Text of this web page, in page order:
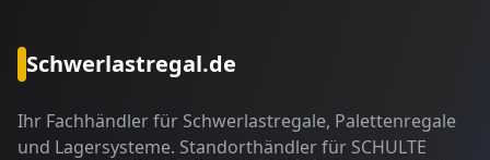
Schwerlastregal.de
Ihr Fachhändler für Schwerlastregale, Palettenregale
und Lagersysteme. Standorthändler für SCHULTE